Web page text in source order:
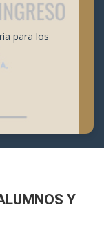
para los
Y